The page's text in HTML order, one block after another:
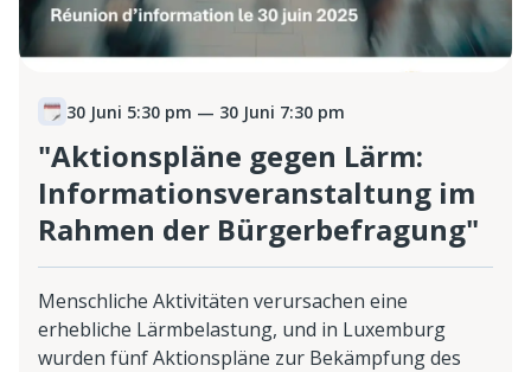
30 Juni 5:30 pm — 30 Juni 7:30 pm
"Aktionspläne gegen Lärm:
Informationsveranstaltung im
Rahmen der Bürgerbefragung"
Menschliche Aktivitäten verursachen eine
erhebliche Lärmbelastung, und in Luxemburg
wurden fünf Aktionspläne zur Bekämpfung des